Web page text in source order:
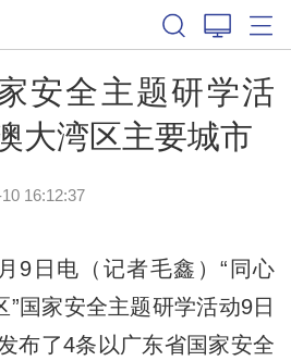
安全主题研学活
大湾区主要城市
16:12:37
日电（记者毛鑫）“同心
”国家安全主题研学活动9日
布了4条以广东省国家安全